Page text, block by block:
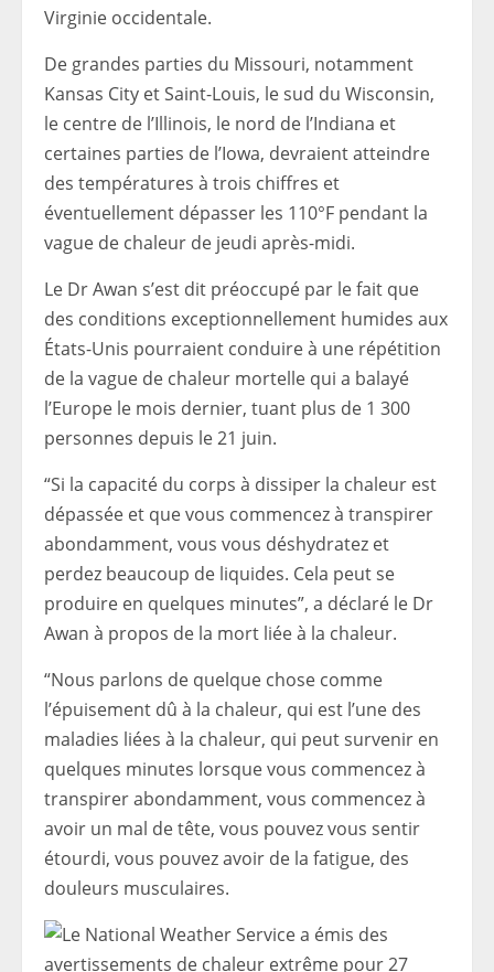
Virginie occidentale.
De grandes parties du Missouri, notamment
Kansas City et Saint-Louis, le sud du Wisconsin,
le centre de l’Illinois, le nord de l’Indiana et
certaines parties de l’Iowa, devraient atteindre
des températures à trois chiffres et
éventuellement dépasser les 110°F pendant la
vague de chaleur de jeudi après-midi.
Le Dr Awan s’est dit préoccupé par le fait que
des conditions exceptionnellement humides aux
États-Unis pourraient conduire à une répétition
de la vague de chaleur mortelle qui a balayé
l’Europe le mois dernier, tuant plus de 1 300
personnes depuis le 21 juin.
“Si la capacité du corps à dissiper la chaleur est
dépassée et que vous commencez à transpirer
abondamment, vous vous déshydratez et
perdez beaucoup de liquides. Cela peut se
produire en quelques minutes”, a déclaré le Dr
Awan à propos de la mort liée à la chaleur.
“Nous parlons de quelque chose comme
l’épuisement dû à la chaleur, qui est l’une des
maladies liées à la chaleur, qui peut survenir en
quelques minutes lorsque vous commencez à
transpirer abondamment, vous commencez à
avoir un mal de tête, vous pouvez vous sentir
étourdi, vous pouvez avoir de la fatigue, des
douleurs musculaires.